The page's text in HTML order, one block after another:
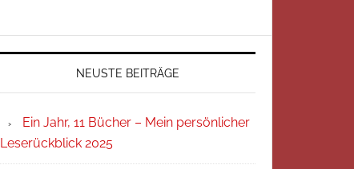
NEUSTE BEITRÄGE
Ein Jahr, 11 Bücher – Mein persönlicher
Leserückblick 2025